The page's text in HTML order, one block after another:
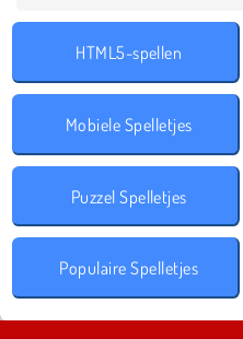
HTML5-spellen
Mobiele Spelletjes
Puzzel Spelletjes
Populaire Spelletjes